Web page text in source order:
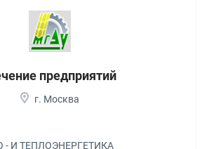
предприятий
г. Москва
- И ТЕПЛОЭНЕРГЕТИКА